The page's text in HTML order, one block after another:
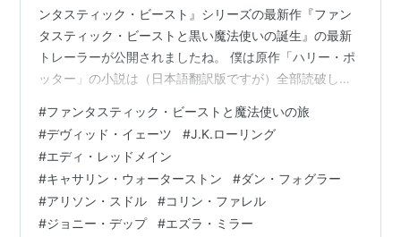
ンタスティック・ビースト』シリーズの最新作『ファン
タスティック・ビーストと黒い魔法使いの誕生』の最新
トレーラーが公開されましたね。 僕は原作「ハリー・ポ
ッター」の小説は（日本語翻訳版ですが）全部読破して
「炎のゴブレット」あたりで早々に劇場で見ることをや
めてしまい、金曜ロードショーなどの短縮されたバージ
ョンを観る程度でした。 しかしこの『ファンタスティッ
ク・ビーストと魔法使いの旅』は劇場で観ました。 とい
うのも「ファンタスティック・ビースト」のシリーズが
最高である確信があったからです。 実際めちゃ…
#ファンタスティック・ビーストと魔法使いの旅
#デヴィッド・イェーツ #J.K.ローリング
#エディ・レッドメイン
#キャサリン・ウォーターストン #ダン・フォグラー
#アリソン・スドル #コリン・ファレル
#ジョニー・デップ #エズラ・ミラー